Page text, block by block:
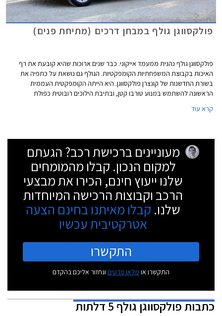
פולקסווגן גולף במבחן דרכים (מתיחת פנים)
פולקסווגן גולף נהנית ממעמד אייקוני. כבר שנים ארוכות שהיא קובעת את רף
האיכות בקבוצת המשפחתיות הקומפקטיות. הגולף גם נושאת על כתפיה את
בשורת החדשנות של קונצרן פולקסווגן. היא הייתה הקומפקטית העממית
הראשונה להשתמש במנוע טורבו קטן, ובתיבת הילוכים רובוטית כפולת
פולקסווגן גולף.
קרא עוד
מעוניינים ברכישת רכב? הגעתם
למקום הנכון. קבלו מהמומחים
שלנו ייעוץ חינם, הכירו את מבצעי
הרכב וקבוצות הרכישה המיוחדות
שלנו. קבלו מאיתנו בחינם הצעה
אטרקטיבית עכשיו
התקשרו
התקשרו או מלאו פרטים ונחזור אליכם בהקדם
כתבותפולקסווגן גולף 5 דלתות